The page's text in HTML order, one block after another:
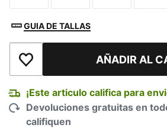
GUIA DE TALLAS
Añadir a la lista de deseos
AÑADIR AL
¡Este articulo califica para
Devoluciones gratuitas en
califiquen